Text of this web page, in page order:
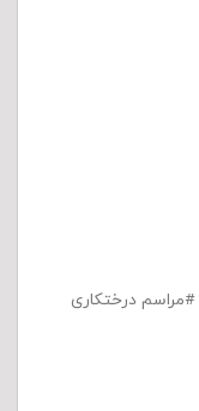
مراسم درختکاری